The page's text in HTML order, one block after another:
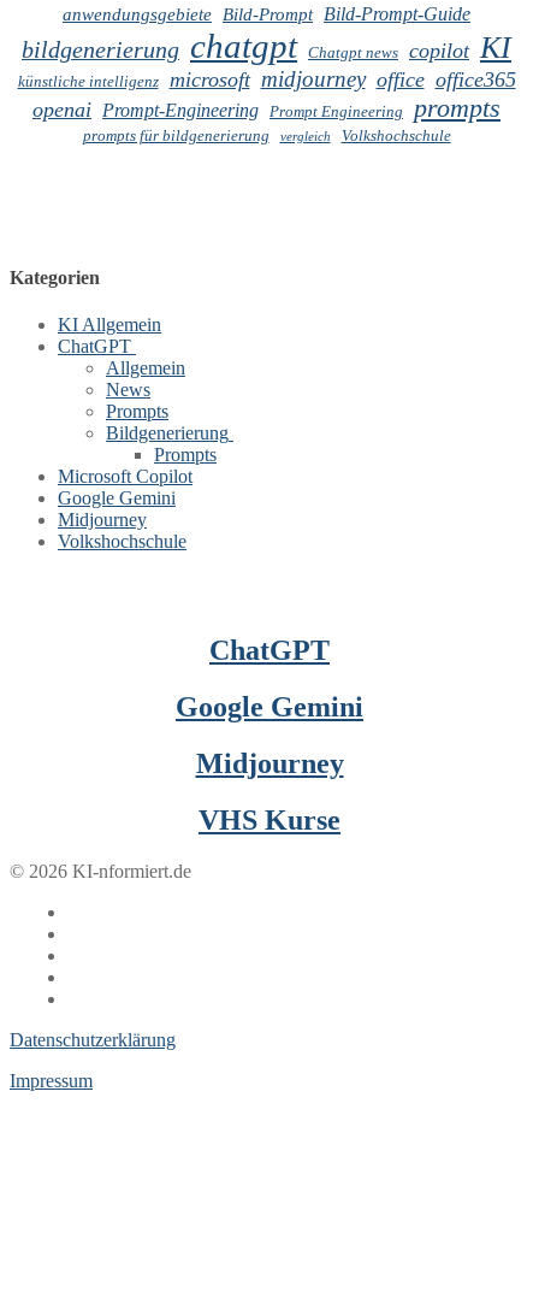
anwendungsgebiete Bild-Prompt Bild-Prompt-Guide
bildgenerierung chatgpt Chatgpt news copilot KI
künstliche intelligenz microsoft midjourney office office365
openai Prompt-Engineering Prompt Engineering prompts
prompts für bildgenerierung vergleich Volkshochschule
Kategorien
KI Allgemein
ChatGPT
Allgemein
News
Prompts
Bildgenerierung
Prompts
Microsoft Copilot
Google Gemini
Midjourney
Volkshochschule
ChatGPT
Google Gemini
Midjourney
VHS Kurse
© 2026 KI-nformiert.de
Datenschutzerklärung
Impressum